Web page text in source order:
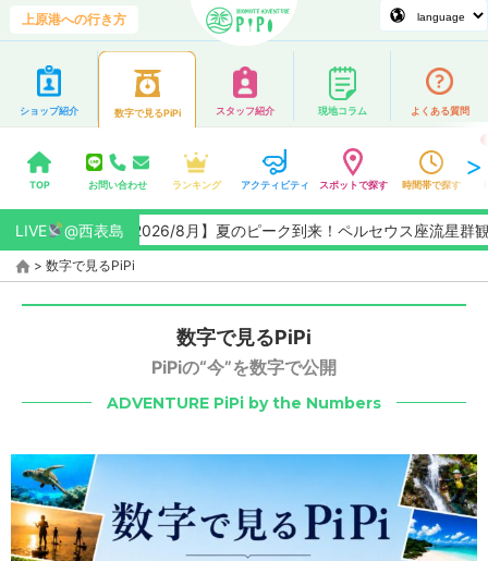
上原港への行き方
ショップ紹介 数字で見るPiPi スタッフ紹介 現地コラム よくある質問
TOP お問い合わせ ランキング アクティビティ スポットで探す 時間帯で探す
LIVE @西表島
【2026/8月】夏のピーク到来！ペルセウス座流星群観
> 数字で見るPiPi
数字で見るPiPi
PiPiの“今”を数字で公開
ADVENTURE PiPi by the Numbers